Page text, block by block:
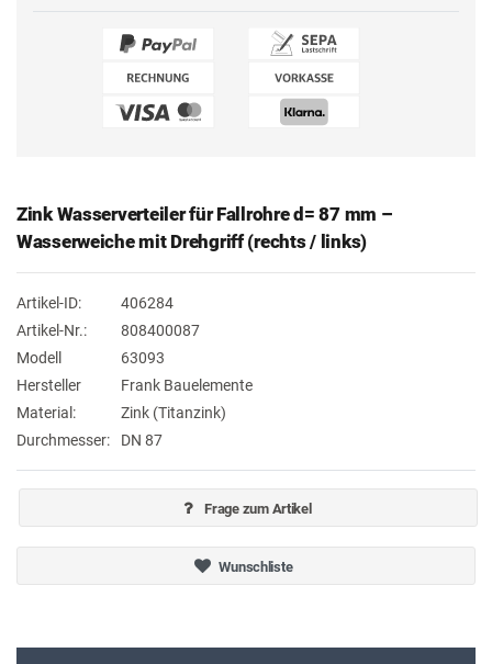
Zink Wasserverteiler für Fallrohre d= 87 mm –
Wasserweiche mit Drehgriff (rechts / links)
Artikel-ID:
406284
Artikel-Nr.:
808400087
Modell
63093
Hersteller
Frank Bauelemente
Material:
Zink (Titanzink)
Durchmesser:
DN 87
Frage zum Artikel
Wunschliste